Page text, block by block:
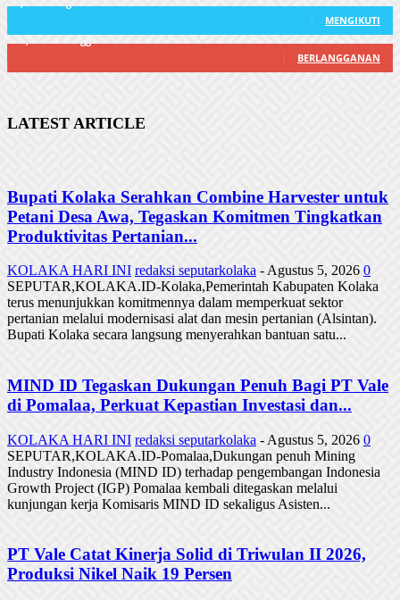
MENGIKUTI
BERLANGGANAN
LATEST ARTICLE
Bupati Kolaka Serahkan Combine Harvester untuk
Petani Desa Awa, Tegaskan Komitmen Tingkatkan
Produktivitas Pertanian...
KOLAKA HARI INI redaksi seputarkolaka - Agustus 5, 2026 0
SEPUTAR,KOLAKA.ID-Kolaka,Pemerintah Kabupaten Kolaka
terus menunjukkan komitmennya dalam memperkuat sektor
pertanian melalui modernisasi alat dan mesin pertanian (Alsintan).
Bupati Kolaka secara langsung menyerahkan bantuan satu...
MIND ID Tegaskan Dukungan Penuh Bagi PT Vale
di Pomalaa, Perkuat Kepastian Investasi dan...
KOLAKA HARI INI redaksi seputarkolaka - Agustus 5, 2026 0
SEPUTAR,KOLAKA.ID-Pomalaa,Dukungan penuh Mining
Industry Indonesia (MIND ID) terhadap pengembangan Indonesia
Growth Project (IGP) Pomalaa kembali ditegaskan melalui
kunjungan kerja Komisaris MIND ID sekaligus Asisten...
PT Vale Catat Kinerja Solid di Triwulan II 2026,
Produksi Nikel Naik 19 Persen